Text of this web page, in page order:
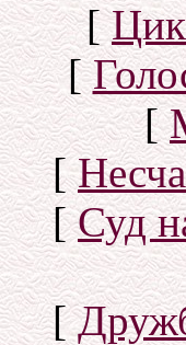
[
[
[
[
[Суд
[